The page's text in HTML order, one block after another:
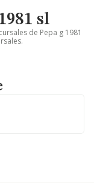
sl
de Pepa g 1981